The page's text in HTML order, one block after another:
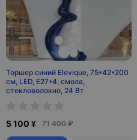
Торшер синий Elevique, 75*42*200
см, LED, E27*4, смола,
стекловолокно, 24 Вт
5 100 ¥ 71 400 ₽